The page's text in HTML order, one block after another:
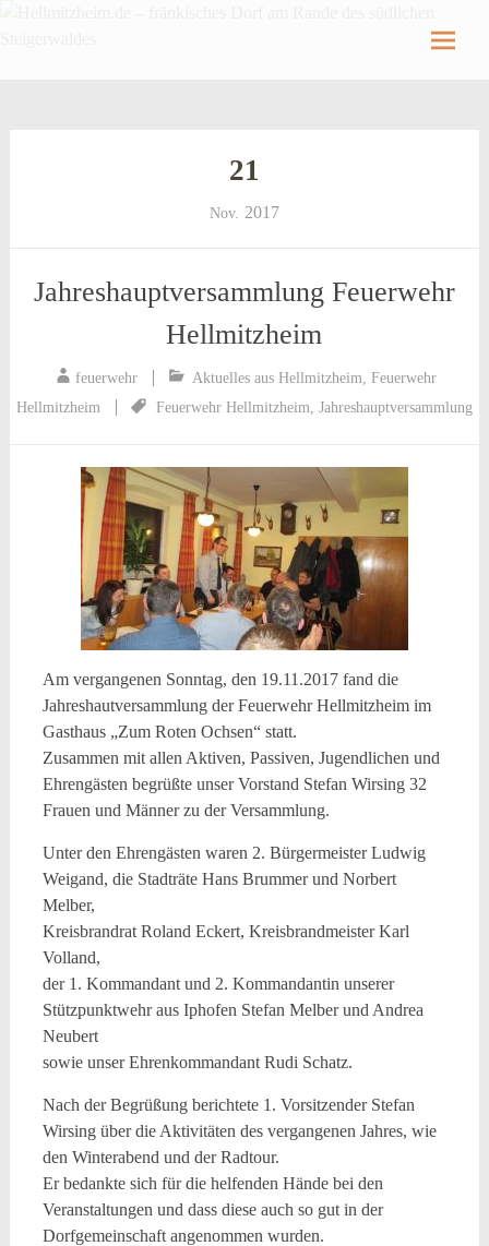
Hellmitzheim.de – fränkisches Dorf am Rande
21
Nov. 2017
Jahreshauptversammlung Feuerwehr
Hellmitzheim
feuerwehr Aktuelles aus Hellmitzheim,Feuerwehr
Hellmitzheim
Feuerwehr Hellmitzheim, Jahreshauptversammlung
Am vergangenen Sonntag, den 19.11.2017 fand die
Jahreshautversammlung der Feuerwehr Hellmitzheim im
Gasthaus „Zum Roten Ochsen“ statt.
Zusammen mit allen Aktiven, Passiven, Jugendlichen und
Ehrengästen begrüßte unser Vorstand Stefan Wirsing 32
Frauen und Männer zu der Versammlung.
Unter den Ehrengästen waren 2. Bürgermeister Ludwig
Weigand, die Stadträte Hans Brummer und Norbert
Melber,
Kreisbrandrat Roland Eckert, Kreisbrandmeister Karl
Volland,
der 1. Kommandant und 2. Kommandantin unserer
Stützpunktwehr aus Iphofen Stefan Melber und Andrea
Neubert
sowie unser Ehrenkommandant Rudi Schatz.
Nach der Begrüßung berichtete 1. Vorsitzender Stefan
Wirsing über die Aktivitäten des vergangenen Jahres, wie
den Winterabend und der Radtour.
Er bedankte sich für die helfenden Hände bei den
Veranstaltungen und dass diese auch so gut in der
Dorfgemeinschaft angenommen wurden.